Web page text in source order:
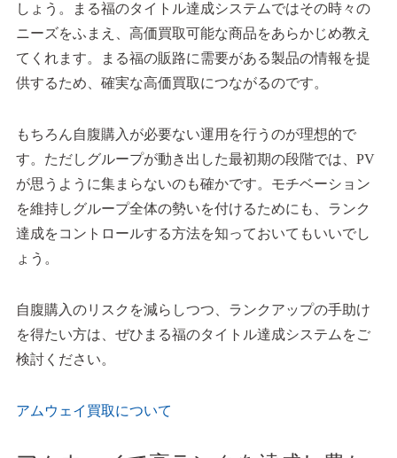
しょう。まる福のタイトル達成システムではその時々の
ニーズをふまえ、高価買取可能な商品をあらかじめ教え
てくれます。まる福の販路に需要がある製品の情報を提
供するため、確実な高価買取につながるのです。
もちろん自腹購入が必要ない運用を行うのが理想的で
す。ただしグループが動き出した最初期の段階では、PV
が思うように集まらないのも確かです。モチベーション
を維持しグループ全体の勢いを付けるためにも、ランク
達成をコントロールする方法を知っておいてもいいでし
ょう。
自腹購入のリスクを減らしつつ、ランクアップの手助け
を得たい方は、ぜひまる福のタイトル達成システムをご
検討ください。
アムウェイ買取について